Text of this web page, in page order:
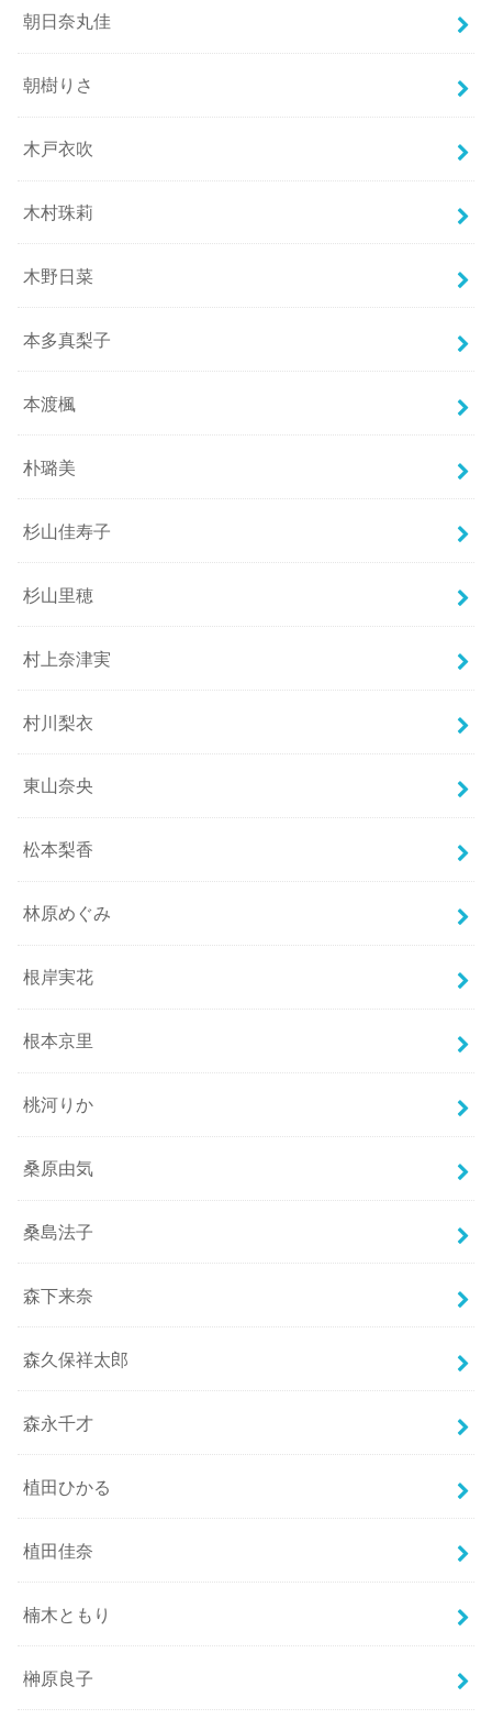
朝日奈丸佳
朝樹りさ
木戸衣吹
木村珠莉
木野日菜
本多真梨子
本渡楓
朴璐美
杉山佳寿子
杉山里穂
村上奈津実
村川梨衣
東山奈央
松本梨香
林原めぐみ
根岸実花
根本京里
桃河りか
桑原由気
桑島法子
森下来奈
森久保祥太郎
森永千才
植田ひかる
植田佳奈
楠木ともり
榊原良子